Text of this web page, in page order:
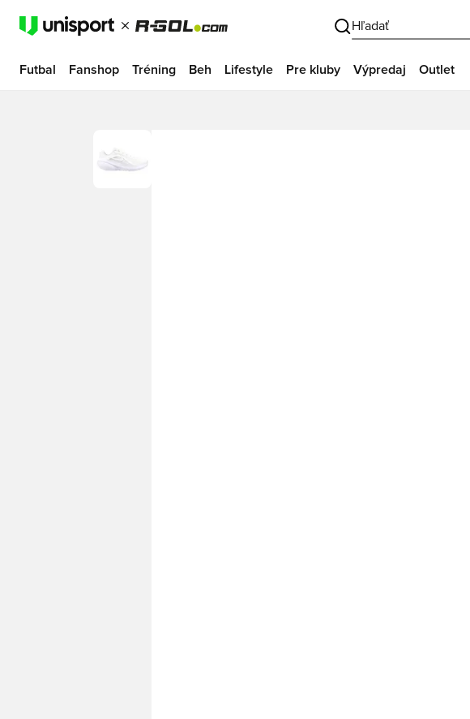
Hľadať
Futbal Fanshop Tréning Beh Lifestyle Pre kluby Výpredaj Outlet